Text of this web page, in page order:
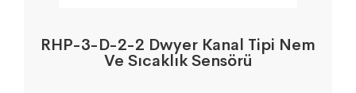
RHP-3-D-2-2 Dwyer Kanal Tipi Nem
Ve Sıcaklık Sensörü